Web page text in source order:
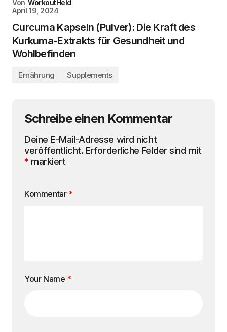
Von WorkoutHeld
April 19, 2024
Curcuma Kapseln (Pulver): Die Kraft des
Kurkuma-Extrakts für Gesundheit und
Wohlbefinden
Ernährung Supplements
Schreibe einen Kommentar
Deine E-Mail-Adresse wird nicht
veröffentlicht. Erforderliche Felder sind mit
* markiert
Kommentar *
Your Name *